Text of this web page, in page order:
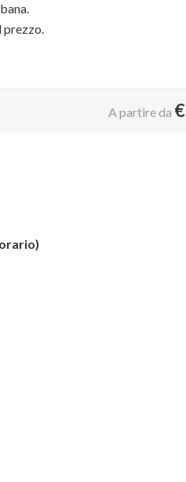
prezzo.
A partire da €